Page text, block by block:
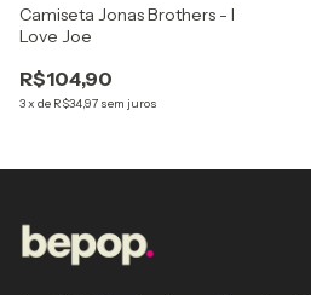
Camiseta Jonas Brothers - I
Love Joe
R$104,90
3x de R$34,97 sem juros